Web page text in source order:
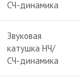
СЧ-динамика
Звуковая
катушка НЧ/
СЧ-динамика